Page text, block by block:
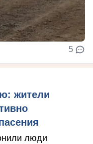
5
жители
люди